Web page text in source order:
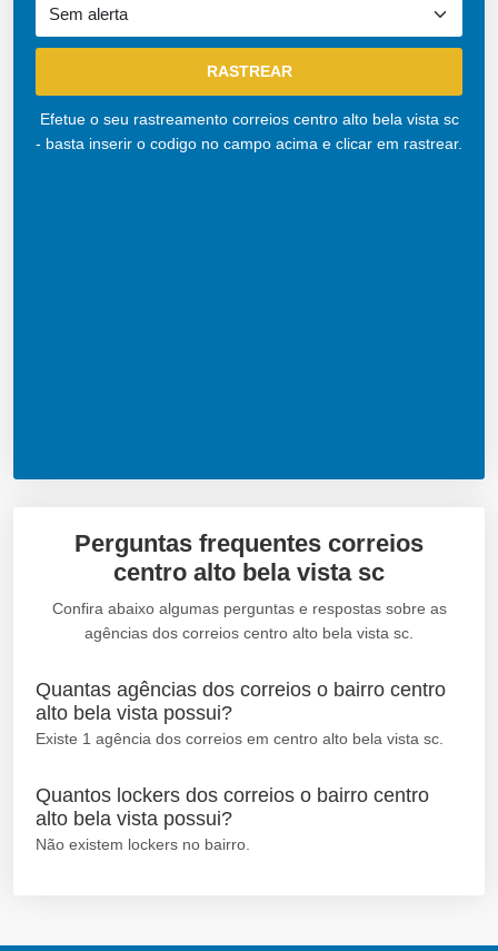
Efetue o seu rastreamento correios centro alto bela vista sc
- basta inserir o codigo no campo acima e clicar em rastrear.
Perguntas frequentes correios
centro alto bela vista sc
Confira abaixo algumas perguntas e respostas sobre as
agências dos correios centro alto bela vista sc.
Quantas agências dos correios o bairro centro
alto bela vista possui?
Existe 1 agência dos correios em centro alto bela vista sc.
Quantos lockers dos correios o bairro centro
alto bela vista possui?
Não existem lockers no bairro.